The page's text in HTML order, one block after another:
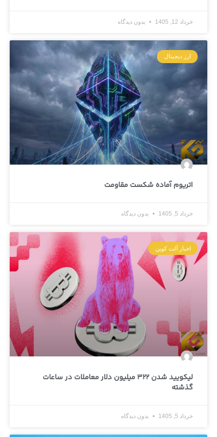
خرداد 12, 1405 بدون دیدگاه
ارز دیجیتال
اتریوم آماده شکست مقاومت
خرداد 5, 1405 بدون دیدگاه
اخبار آلت کوین
لیکویید شدن 322 میلیون دلار معاملات در ساعات
گذشته
خرداد 5, 1405 بدون دیدگاه